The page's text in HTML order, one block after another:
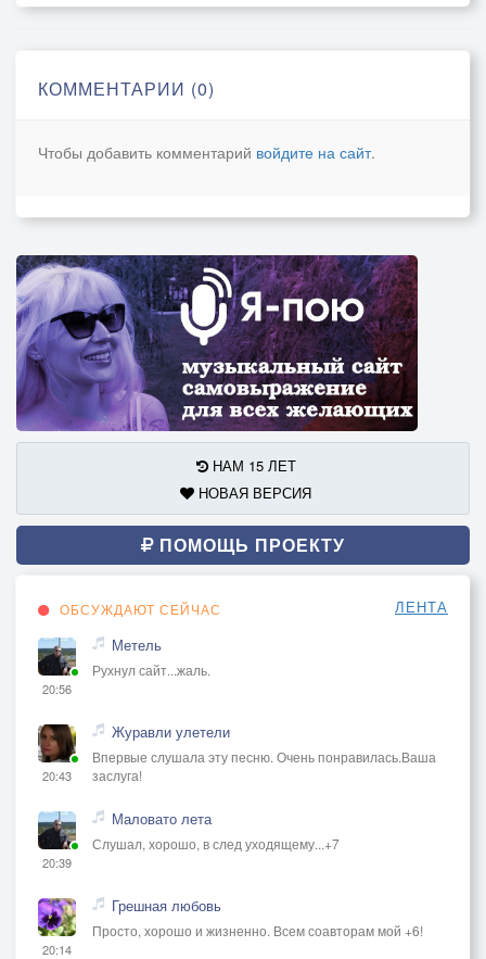
Свободно и без фанатизма.
Сегодня снова выходной,
КОММЕНТАРИИ (0)
Чтобы добавить комментарий войдите на сайт.
НАМ 15 ЛЕТ
НОВАЯ ВЕРСИЯ
ПОМОЩЬ ПРОЕКТУ
ОБСУЖДАЮТ СЕЙЧАС ЛЕНТА
20:56
Метель
Рухнул сайт...жаль.
20:43
Журавли улетели
Впервые слушала эту песню. Очень понравилась.Ваша
заслуга!
20:39
Маловато лета
Слушал, хорошо, в след уходящему...+7
20:14
Грешная любовь
Просто, хорошо и жизненно. Всем соавторам мой +6!